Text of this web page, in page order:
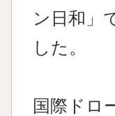
ン日和」
した。
国際ドロ